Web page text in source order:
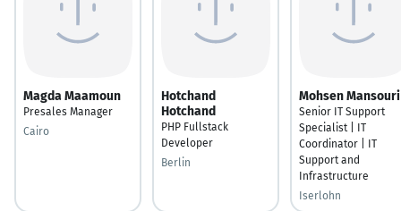
Magda Maamoun
Presales Manager
Cairo
Hotchand
Hotchand
PHP Fullstack
Developer
Berlin
Mohsen Mansouri
Senior IT Support
Specialist | IT
Coordinator | IT
Support and
Infrastructure
Iserlohn